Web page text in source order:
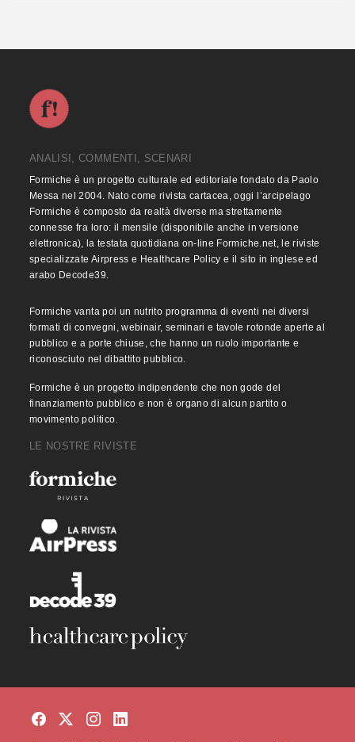
ANALISI, COMMENTI, SCENARI
Formiche è un progetto culturale ed editoriale fondato da Paolo
Messa nel 2004. Nato come rivista cartacea, oggi l’arcipelago
Formiche è composto da realtà diverse ma strettamente
connesse fra loro: il mensile (disponibile anche in versione
elettronica), la testata quotidiana on-line Formiche.net, le riviste
specializzate Airpress e Healthcare Policy e il sito in inglese ed
arabo Decode39.
Formiche vanta poi un nutrito programma di eventi nei diversi
formati di convegni, webinair, seminari e tavole rotonde aperte al
pubblico e a porte chiuse, che hanno un ruolo importante e
riconosciuto nel dibattito pubblico.
Formiche è un progetto indipendente che non gode del
finanziamento pubblico e non è organo di alcun partito o
movimento politico.
LE NOSTRE RIVISTE